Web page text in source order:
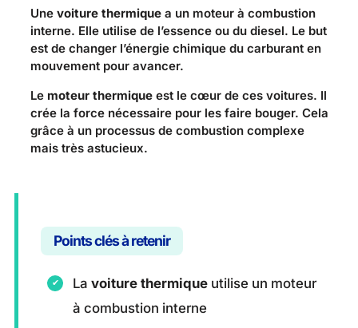
Une voiture thermique a un moteur à combustion
interne. Elle utilise de l’essence ou du diesel. Le but
est de changer l’énergie chimique du carburant en
mouvement pour avancer.
Le moteur thermique est le cœur de ces voitures. Il
crée la force nécessaire pour les faire bouger. Cela
grâce à un processus de combustion complexe
mais très astucieux.
Points clés à retenir
La voiture thermique utilise un moteur
à combustion interne